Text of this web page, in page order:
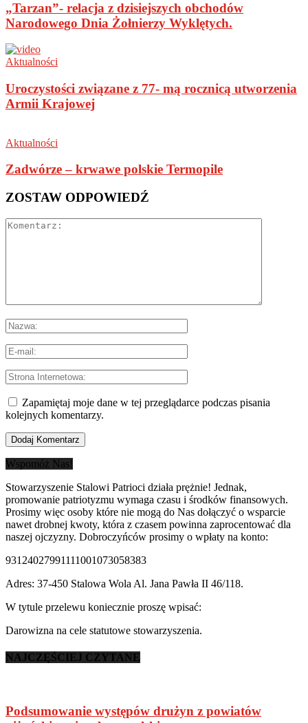
„Tarzan”- relacja z dzisiejszych obchodów
Narodowego Dnia Żołnierzy Wyklętych.
Aktualności
Uroczystości związane z 77- mą rocznicą utworzenia
Armii Krajowej
Aktualności
Zadwórze – krwawe polskie Termopile
ZOSTAW ODPOWIEDŹ
Zapamiętaj moje dane w tej przeglądarce podczas pisania
kolejnych komentarzy.
Wspomóż Nas!
Stowarzyszenie Stalowi Patrioci działa prężnie! Jednak,
promowanie patriotyzmu wymaga czasu i środków finansowych.
Prosimy więc osoby które nie mogą do Nas dołączyć o wsparcie
nawet drobnej kwoty, która z czasem powinna zaprocentować dla
naszej ojczyzny. Dobroczyńców prosimy o wpłaty na konto:
93124027991111001073058383
Adres: 37-450 Stalowa Wola Al. Jana Pawła II 46/118.
W tytule przelewu koniecznie proszę wpisać:
Darowizna na cele statutowe stowarzyszenia.
NAJCZĘŚCIEJ CZYTANE
Podsumowanie występów drużyn z powiatów